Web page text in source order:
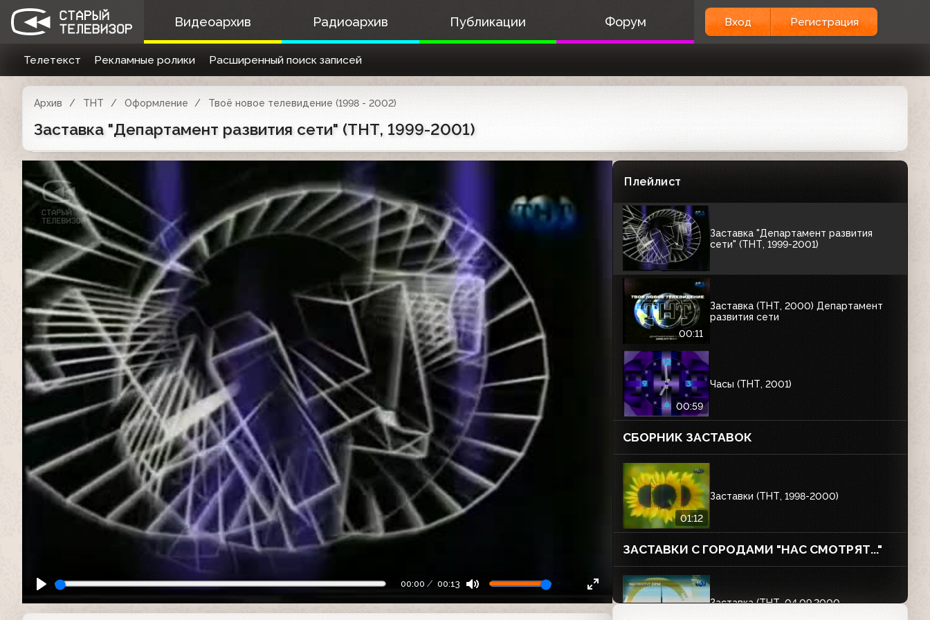
Видеоархив Радиоархив Публикации Форум Вход Регистрация
Телетекст Рекламные ролики Расширенный поиск записей
Архив ТНТ Оформление Твоё новое телевидение (1998 - 2002)
Заставка "Департамент развития сети" (ТНТ, 1999-2001)
00:00 00:13
Плейлист
00:11
Заставка "ТНТ-сериал" (ТНТ, 1999-
2002)
Заставка "ТНТ-спорт" (ТНТ, 1999-
00:12
Заставка "Департамент развития
сети" (ТНТ, 1999-2001)
00:11
Заставка (ТНТ, 2000) Департамент
развития сети
00:59
Часы (ТНТ, 2001)
СБОРНИК ЗАСТАВОК
01:12
Заставки (ТНТ, 1998-2000)
ЗАСТАВКИ С ГОРОДАМИ "НАС СМОТРЯТ..."
Заставка (ТНТ, 04.09.2000-